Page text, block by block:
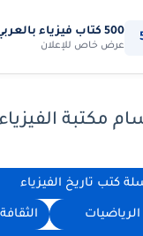
500 كتاب فيزياء بالعربي
عرض خاص للإعلان
مكتبة
كتب تاريخ الفيزياء